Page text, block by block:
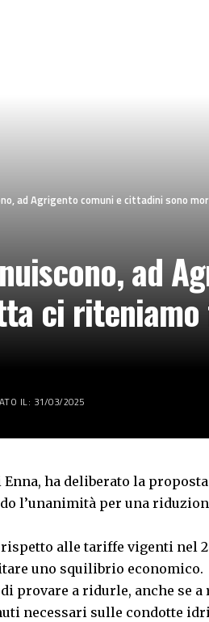
ad Agrigento comuni e cittadini sono
ad
ci
IL: 31/03/2025
ha deliberato la
l’unanimità per una
rispetto alle tariffe vigenti nel
uno squilibrio economico.
provare a ridurle, anche se
necessari sulle condotte